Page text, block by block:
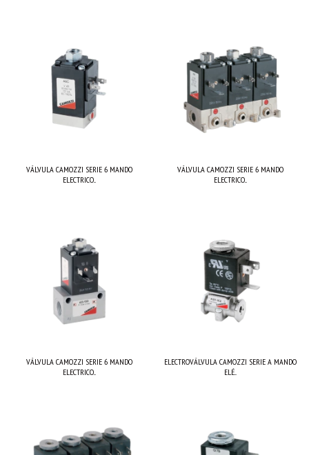
VÁLVULA CAMOZZI SERIE 6 MANDO
ELECTRICO...
VÁLVULA CAMOZZI SERIE 6 MANDO
ELECTRICO...
VÁLVULA CAMOZZI SERIE 6 MANDO
ELECTRICO...
ELECTROVÁLVULA CAMOZZI SERIE A MANDO
ELÉ...